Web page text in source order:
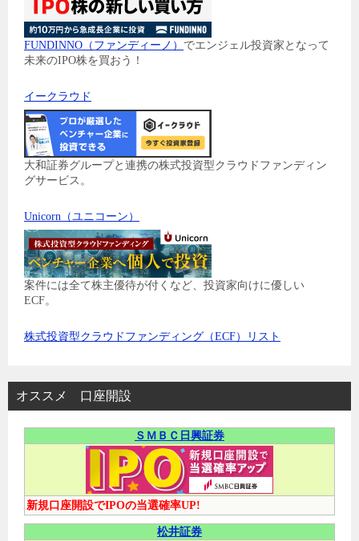
FUNDINNO（ファンディーノ） でエンジェル投資家となって
未来のIPO株を買おう！
イークラウド
大和証券グループと連携の株式投資型クラウドファンディン
グサービス。
Unicorn（ユニコーン）
案件には全て株主優待が付くなど、投資家向けに優しい
ECF。
株式投資型クラウドファンディング（ECF）リスト
オススメ 口座開設
ＳＭＢＣ日興証券
新規口座開設でIPOの当選確率UP!
松井証券